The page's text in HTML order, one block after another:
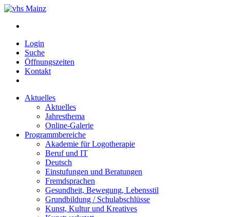
Login
Suche
Öffnungszeiten
Kontakt
Aktuelles
Aktuelles
Jahresthema
Online-Galerie
Programmbereiche
Akademie für Logotherapie
Beruf und IT
Deutsch
Einstufungen und Beratungen
Fremdsprachen
Gesundheit, Bewegung, Lebensstil
Grundbildung / Schulabschlüsse
Kunst, Kultur und Kreatives